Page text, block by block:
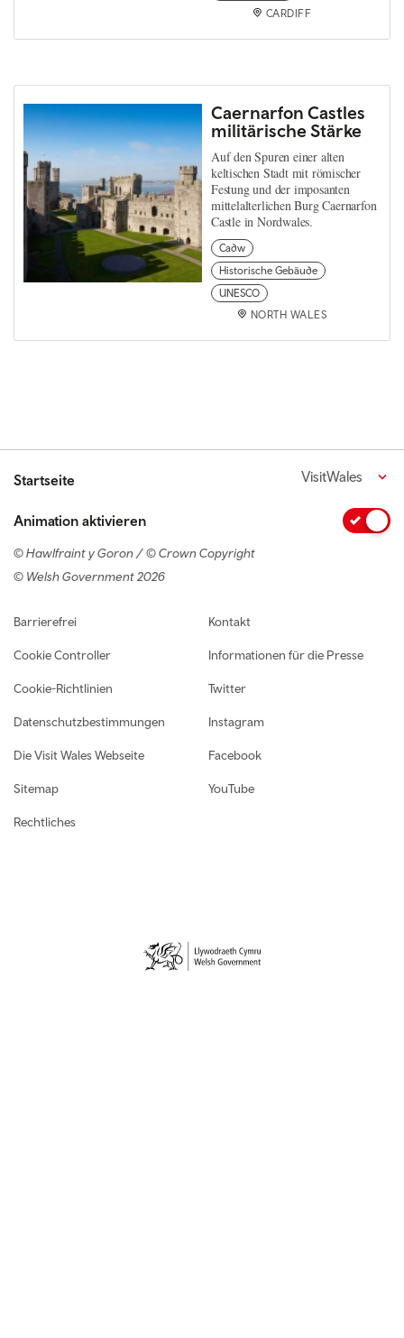
CARDIFF
Caernarfon Castles
militärische Stärke
Auf den Spuren einer alten
keltischen Stadt mit römischer
Festung und der imposanten
mittelalterlichen Burg Caernarfon
Castle in Nordwales.
Cadw
Historische Gebäude
UNESCO
NORTH WALES
Startseite VisitWales
Animation aktivieren
© Hawlfraint y Goron / © Crown Copyright
© Welsh Government 2026
Footer navigation
Barrierefrei
Cookie Controller
Cookie-Richtlinien
Datenschutzbestimmungen
Die Visit Wales Webseite
Sitemap
Rechtliches
Kontakt
Informationen für die Presse
Twitter
Instagram
Facebook
YouTube